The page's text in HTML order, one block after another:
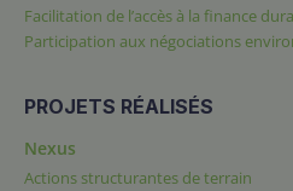
Facilitation de l’accès à la finance
Participation aux négociations
PROJETS RÉALISÉS
Nexus
Actions structurantes de terrain